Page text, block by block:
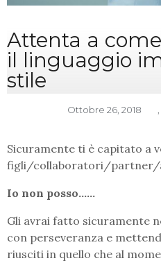
Attenta a
il linguaggio
stile
Ottobre 26, 2018
Sicuramente ti è capitato a
figli/collaboratori/partner/
Io non posso……
Gli avrai fatto sicuramente
con perseveranza e
riusciti in quello che al